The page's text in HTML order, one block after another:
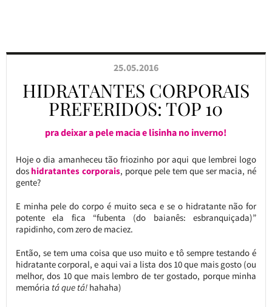
25.05.2016
HIDRATANTES CORPORAIS
PREFERIDOS: TOP 10
pra deixar a pele macia e lisinha no inverno!
Hoje o dia amanheceu tão friozinho por aqui que lembrei logo
doshidratantes corporais, porque pele tem que ser macia, né
gente?
E minha pele do corpo é muito seca e se o hidratante não for
potente ela fica “fubenta (do baianês: esbranquiçada)”
rapidinho, com zero de maciez.
Então, se tem uma coisa que uso muito e tô sempre testando é
hidratante corporal, e aqui vai a lista dos 10 que mais gosto (ou
melhor, dos 10 que mais lembro de ter gostado, porque minha
memória tá que tá!hahaha)